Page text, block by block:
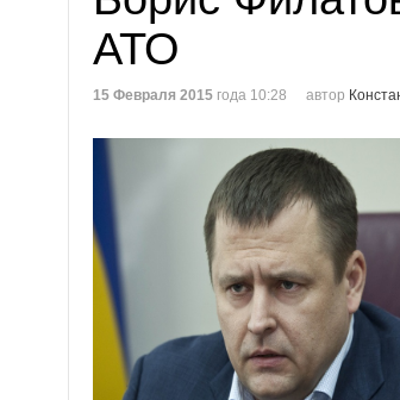
АТО
15 Февраля 2015 года 10:28 автор